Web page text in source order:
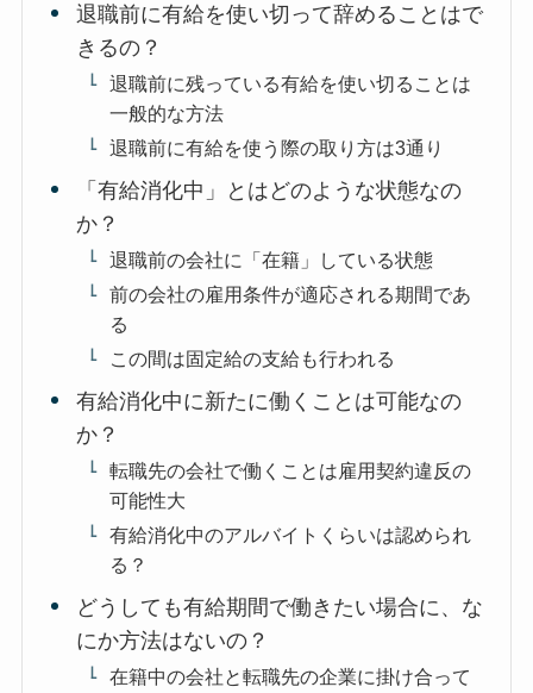
退職前に有給を使い切って辞めることはで
きるの？
退職前に残っている有給を使い切ることは
一般的な方法
退職前に有給を使う際の取り方は3通り
「有給消化中」とはどのような状態なの
か？
退職前の会社に「在籍」している状態
前の会社の雇用条件が適応される期間であ
る
この間は固定給の支給も行われる
有給消化中に新たに働くことは可能なの
か？
転職先の会社で働くことは雇用契約違反の
可能性大
有給消化中のアルバイトくらいは認められ
る？
どうしても有給期間で働きたい場合に、な
にか方法はないの？
在籍中の会社と転職先の企業に掛け合って